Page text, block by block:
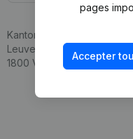
pages
Accepter
Kantorenpark Everest
Leuvensesteenweg 248D,
1800 Vilvoorde